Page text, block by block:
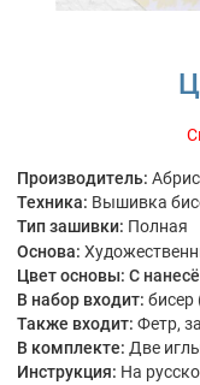
Производитель:
Техника: Вышивка
Тип зашивки: Полная
Основа:
Цвет основы: С
В набор входит: бисер
Также входит: Фетр,
В комплекте: Две
Инструкция: На